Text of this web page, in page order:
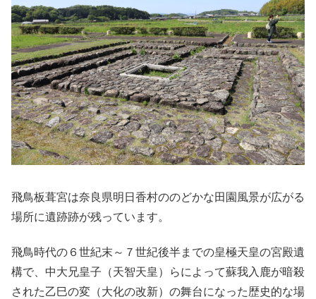
飛鳥板葺宮は奈良県明日香村ののどかな田園風景が広がる
場所に遺跡跡が残っています。
飛鳥時代の６世紀末～７世紀後半までの皇極天皇の宮殿遺
構で、中大兄皇子（天智天皇）らによって蘇我入鹿が暗殺
された乙巳の変（大化の改新）の舞台になった歴史的な場